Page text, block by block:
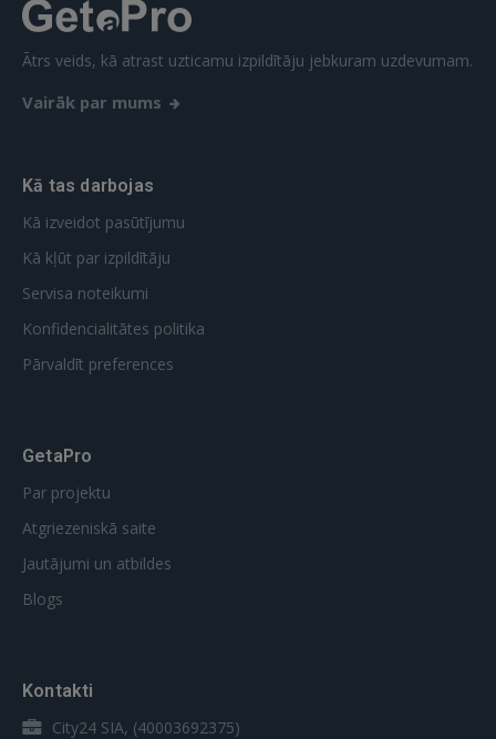
 Sign in with Apple
Ātrs veids, kā atrast uzticamu izpildītāju jebkuram uzdevumam.
Vairāk par mums
Kā tas darbojas
Kā izveidot pasūtījumu
Kā kļūt par izpildītāju
Servisa noteikumi
Konfidencialitātes politika
Pārvaldīt preferences
GetaPro
Par projektu
Atgriezeniskā saite
Jautājumi un atbildes
Blogs
Kontakti
City24 SIA, (40003692375)